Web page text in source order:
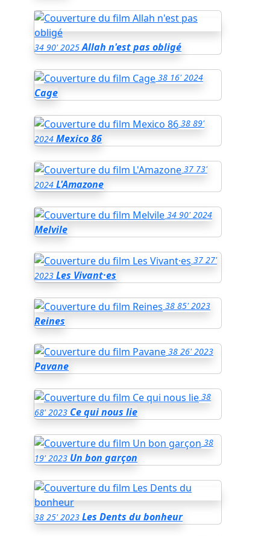
34 90' 2025 Allah n'est pas obligé
38 16' 2024
Cage
38 89'
2024 Mexico 86
37 73'
2024 L'Amazone
34 90' 2024
Melvile
37 27'
2023 Les Vivant·es
38 85' 2023
Reines
38 26' 2023
Pavane
38
68' 2023 Ce qui nous lie
38
19' 2023 Un bon garçon
38 25' 2023 Les Dents du bonheur